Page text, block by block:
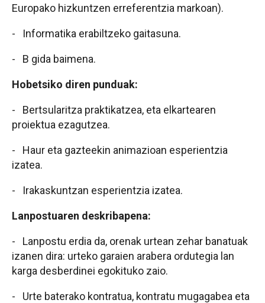
Europako hizkuntzen erreferentzia markoan).
- Informatika erabiltzeko gaitasuna.
- B gida baimena.
Hobetsiko diren punduak:
- Bertsularitza praktikatzea, eta elkartearen
proiektua ezagutzea.
- Haur eta gazteekin animazioan esperientzia
izatea.
- Irakaskuntzan esperientzia izatea.
Lanpostuaren deskribapena:
- Lanpostu erdia da, orenak urtean zehar banatuak
izanen dira: urteko garaien arabera ordutegia lan
karga desberdinei egokituko zaio.
- Urte baterako kontratua, kontratu mugagabea eta